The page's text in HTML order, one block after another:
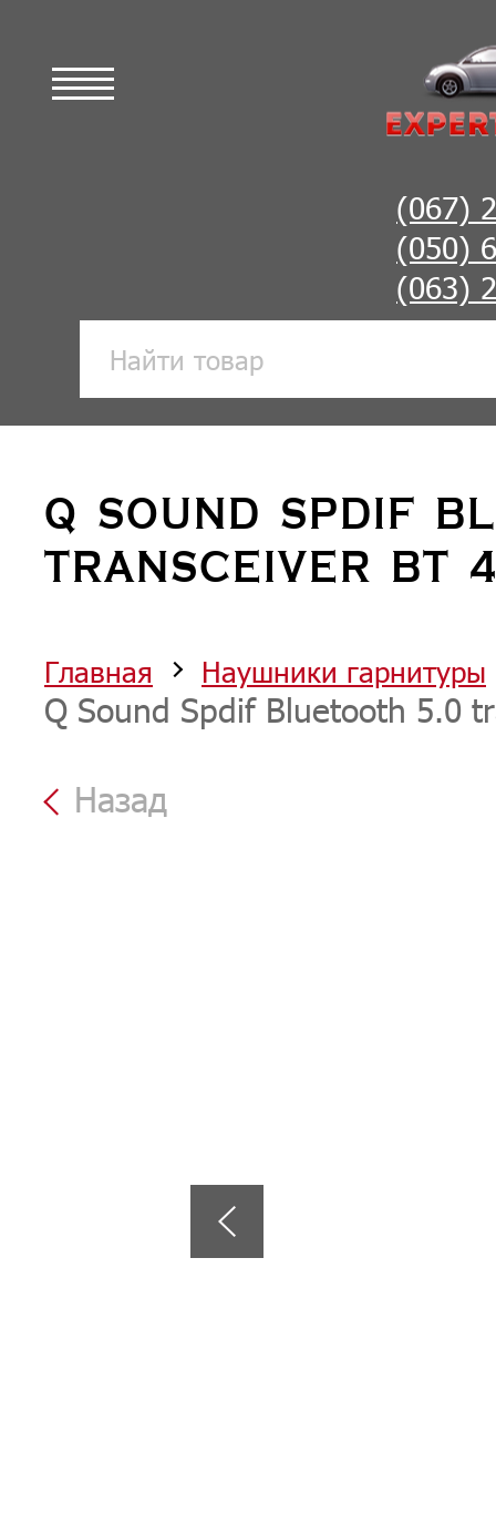
(067)
(050)
(063)
Q SOUND SPDIF
TRANSCEIVER BT
Главная Наушники гарнитуры
Q Sound Spdif Bluetooth 5.0
Назад